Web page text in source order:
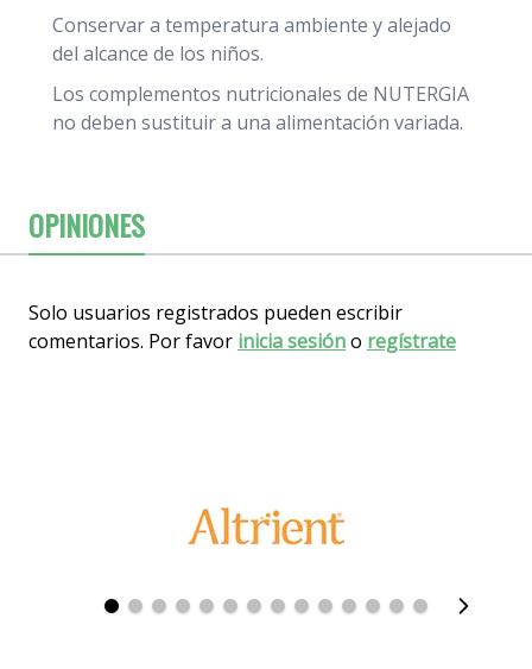
Conservar a temperatura ambiente y alejado
del alcance de los niños.
Los complementos nutricionales de NUTERGIA
no deben sustituir a una alimentación variada.
OPINIONES
Solo usuarios registrados pueden escribir
comentarios. Por favor inicia sesióno regístrate